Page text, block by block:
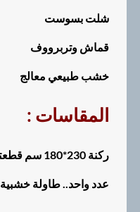
شلت بسوست
قماش وتربرووف
خشب طبيعي معالج
: المقاسات
ركنة 230*180 سم قطعتين
عدد واحد.. طاولة خشبية 80 سم*80 سم* ارتفاع 45 سم